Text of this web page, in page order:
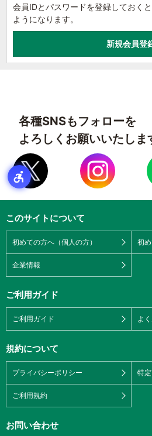
会員IDとパスワードを登録しておく
ようになります。
各種SNSもフォローを
よろしくお願いいたしま
このサイトについて
初めての方へ（個人の方） 初
企業情報
ご利用ガイド
ご利用ガイド よ
規約について
プライバシーポリシー 特
ご利用規約
お問い合わせ